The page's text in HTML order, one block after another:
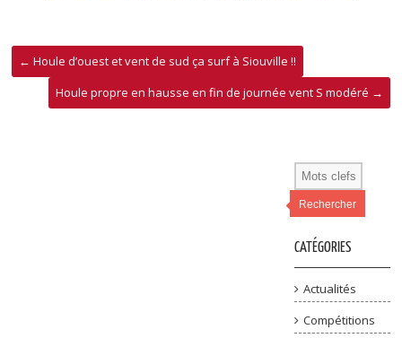
← Houle d’ouest et vent de sud ça surf à Siouville !!
Houle propre en hausse en fin de journée vent S modéré →
Rechercher
CATÉGORIES
Actualités
Compétitions